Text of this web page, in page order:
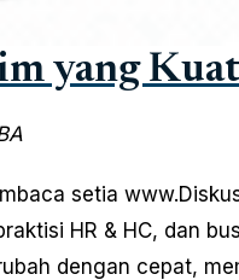
yang Kuat
setia
HR & HC, dan
dengan cepat,